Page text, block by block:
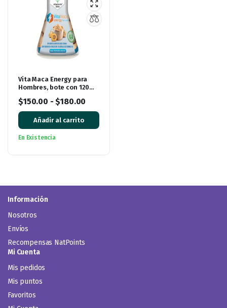
Vita Maca Energy para
Hombres, bote con 120
$150.00 - $180.00
Añadir al carrito
En Existencia
Información
Nosotros
Envíos
Recompensas NatPoints
Mi Cuenta
Mis pedidos
Mis puntos
Favoritos